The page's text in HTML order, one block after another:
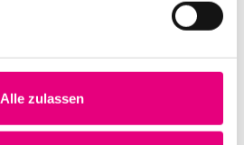
Alle zulassen